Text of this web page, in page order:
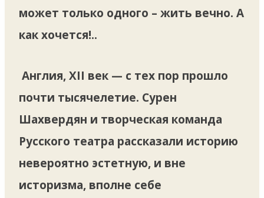
может только одного – жить вечно. А
как хочется!..
Англия, XII век — с тех пор прошло
почти тысячелетие. Сурен
Шахвердян и творческая команда
Русского театра рассказали историю
невероятно эстетную, и вне
историзма, вполне себе